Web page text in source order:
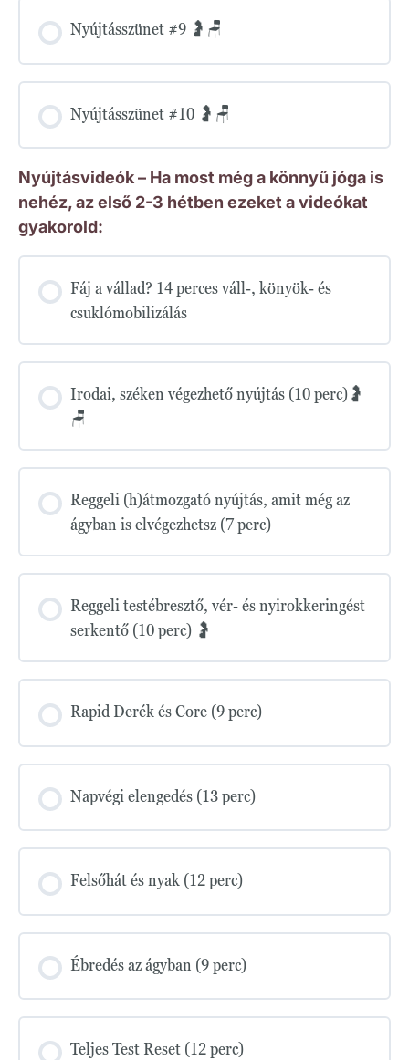
Nyújtásszünet #9 🤰🪑
Nyújtásszünet #10 🤰🪑
Nyújtásvideók – Ha most még a könnyű jóga is
nehéz, az első 2-3 hétben ezeket a videókat
gyakorold:
Fáj a vállad? 14 perces váll-, könyök- és
csuklómobilizálás
Irodai, széken végezhető nyújtás (10 perc)🤰
🪑
Reggeli (h)átmozgató nyújtás, amit még az
ágyban is elvégezhetsz (7 perc)
Reggeli testébresztő, vér- és nyirokkeringést
serkentő (10 perc) 🤰
Rapid Derék és Core (9 perc)
Napvégi elengedés (13 perc)
Felsőhát és nyak (12 perc)
Ébredés az ágyban (9 perc)
Teljes Test Reset (12 perc)